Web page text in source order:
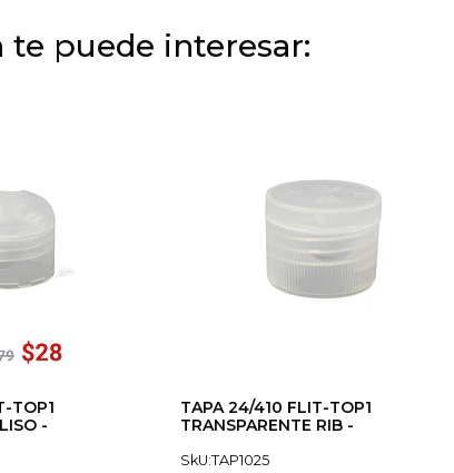
te puede interesar:
TOP1
-
TAPA 24/410 FLIT-TOP1
TRANSPARENTE RIB -
SkU:TAP1025